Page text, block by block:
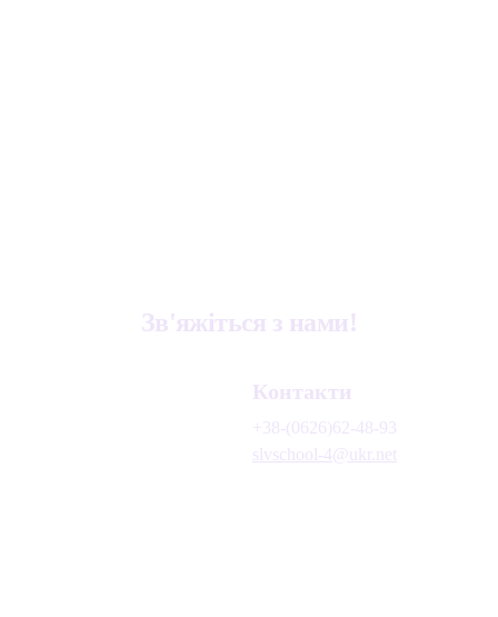
Зв'яжіться з нами!
Контакти
+38-(0626)62-48-93
slvschool-4@ukr.net